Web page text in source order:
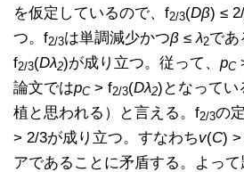
を仮定しているので、f2/3(Dβ) ≤
つ。f2/3は単調減少かつβ ≤ λ2であ
f2/3(Dλ2)が成り立つ。従って、 pC
論文ではpC> f2/3(Dλ2)となってい
植と思われる）と言える。f2/3の
> 2/3が成り立つ。すなわちv(C) >
アであることに矛盾する。よって